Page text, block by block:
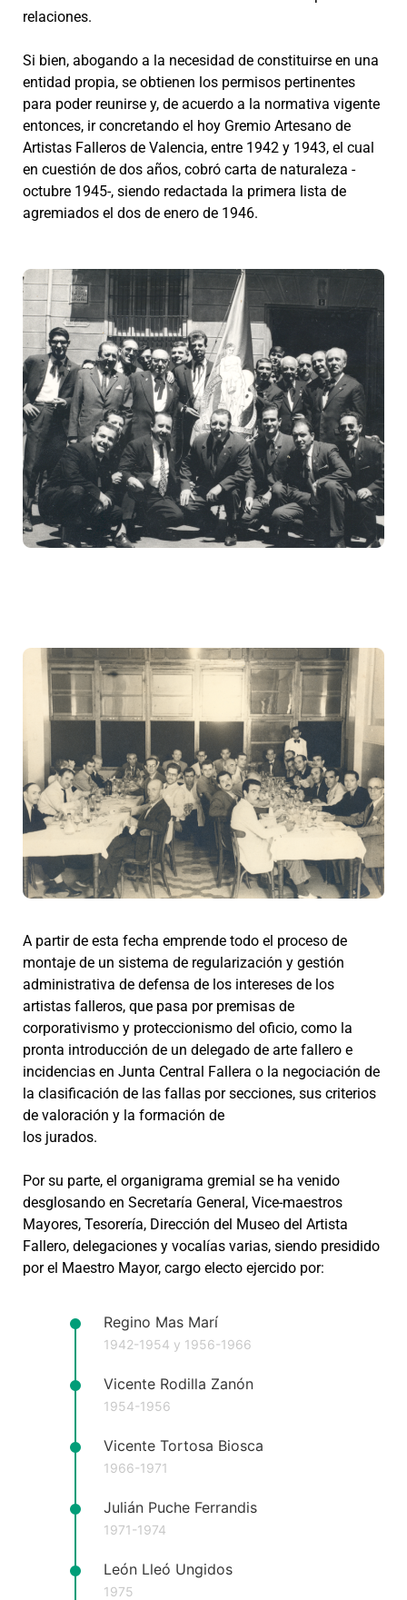
relaciones.
Si bien, abogando a la necesidad de constituirse en una
entidad propia, se obtienen los permisos pertinentes
para poder reunirse y, de acuerdo a la normativa vigente
entonces, ir concretando el hoy Gremio Artesano de
Artistas Falleros de Valencia, entre 1942 y 1943, el cual
en cuestión de dos años, cobró carta de naturaleza -
octubre 1945-, siendo redactada la primera lista de
agremiados el dos de enero de 1946.
A partir de esta fecha emprende todo el proceso de
montaje de un sistema de regularización y gestión
administrativa de defensa de los intereses de los
artistas falleros, que pasa por premisas de
corporativismo y proteccionismo del oficio, como la
pronta introducción de un delegado de arte fallero e
incidencias en Junta Central Fallera o la negociación de
la clasificación de las fallas por secciones, sus criterios
de valoración y la formación de
los jurados.
Por su parte, el organigrama gremial se ha venido
desglosando en Secretaría General, Vice-maestros
Mayores, Tesorería, Dirección del Museo del Artista
Fallero, delegaciones y vocalías varias, siendo presidido
por el Maestro Mayor, cargo electo ejercido por:
Regino Mas Marí
1942-1954 y 1956-1966
Vicente Rodilla Zanón
1954-1956
Vicente Tortosa Biosca
1966-1971
Julián Puche Ferrandis
1971-1974
León Lleó Ungidos
1975